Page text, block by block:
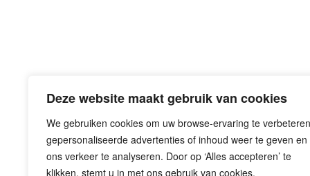
Deze website maakt gebruik van cookies
We gebruiken cookies om uw browse-ervaring te
gepersonaliseerde advertenties of inhoud weer te geven en
ons verkeer te analyseren. Door op ‘Alles accepteren’ te
klikken, stemt u in met ons gebruik van cookies.
Eemplein 71-77
3812 EA Amersfoort